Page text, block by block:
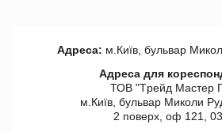
Адреса: м.Київ, бульвар
Адреса для
ТОВ "Tрейд Мастер
м.Київ, бульвар Миколи
2 поверх, оф 121,